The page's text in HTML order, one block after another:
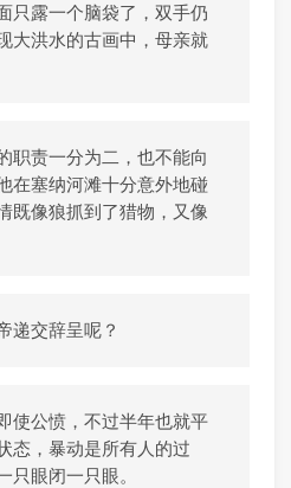
只露一个脑袋了，双手仍
大洪水的古画中，母亲就
职责一分为二，也不能向
在塞纳河滩十分意外地碰
既像狼抓到了猎物，又像
递交辞呈呢？
使公愤，不过半年也就平
态，暴动是所有人的过
只眼闭一只眼。